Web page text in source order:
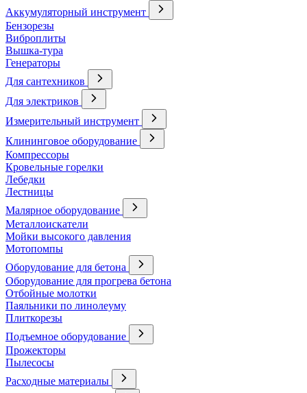
Аккумуляторный инструмент
Бензорезы
Виброплиты
Вышка-тура
Генераторы
Для сантехников
Для электриков
Измерительный инструмент
Клининговое оборудование
Компрессоры
Кровельные горелки
Лебедки
Лестницы
Малярное оборудование
Металлоискатели
Мойки высокого давления
Мотопомпы
Оборудование для бетона
Оборудование для прогрева бетона
Отбойные молотки
Паяльники по линолеуму
Плиткорезы
Подъемное оборудование
Прожекторы
Пылесосы
Расходные материалы